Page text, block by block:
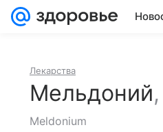
Лекарства
Мельдоний,
Meldonium